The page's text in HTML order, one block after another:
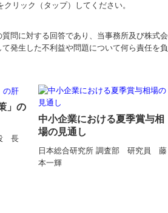
リック（タップ）してください。
問に対する回答であり、当事務所及び株式会
発生した不利益や問題について何ら責任を負
」の
長
中小企業における夏季賞与相
場の見通し
日本総合研究所 調査部 研究員 藤
本一輝